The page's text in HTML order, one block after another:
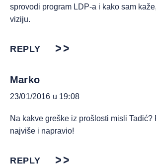
sprovodi program LDP-a i kako sam
viziju.
REPLY
Marko
23/01/2016 u 19:08
Na kakve greške iz prošlosti misli Tadić?
najviše i napravio!
REPLY